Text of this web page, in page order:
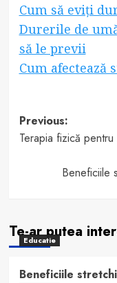
Cum să eviți
Durerile de
să le previi
Cum
Post
Previous:
Terapia fizică
Beneficiile
Te-ar putea
Educatie
Beneficiile